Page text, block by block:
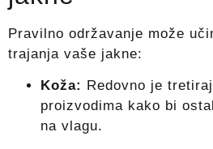
Pravilno održavanje može
trajanja vaše jakne:
Koža: Redovno je
proizvodima kako bi
na vlagu.